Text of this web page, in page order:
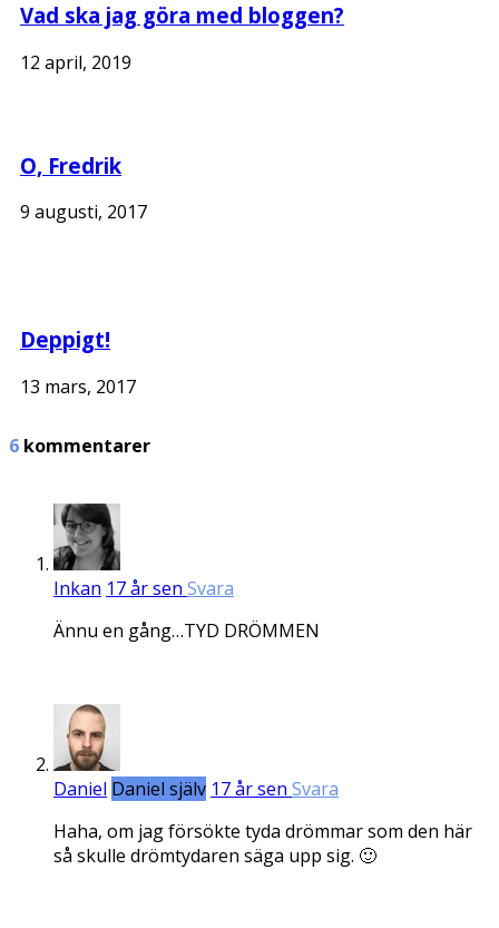
Vad ska jag göra med bloggen?
12 april, 2019
O, Fredrik
9 augusti, 2017
Deppigt!
13 mars, 2017
6 kommentarer
Inkan 17 år sen Svara
Ännu en gång…TYD DRÖMMEN
Daniel Daniel själv 17 år sen Svara
Haha, om jag försökte tyda drömmar som den här
så skulle drömtydaren säga upp sig. 🙂